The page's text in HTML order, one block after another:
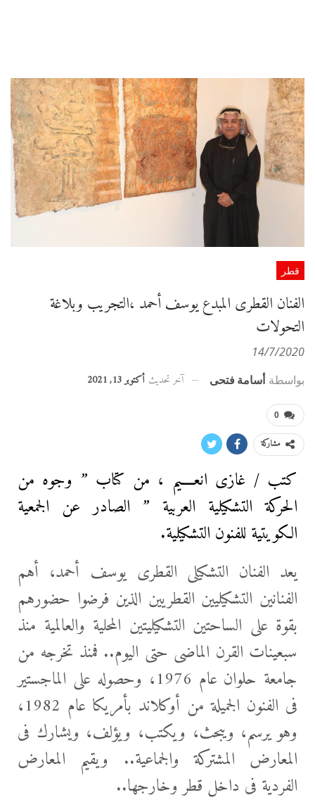
قطر
الفنان القطرى المبدع يوسف أحمد ،التجريب وبلاغة
التحولات
14/7/2020
بواسطة أسامة فتحى آخر تحديث أكتوبر 13, 2021
0
مشاركة
كتب / غازى انعــــيم ، من كتاب ” وجوه من
الحركة التشكيلية العربية ” الصادر عن الجمعية
الكويتية للفنون التشكيلية.
يعد الفنان التشكيلى القطرى يوسف أحمد، أهم
الفنانين التشكيليين القطريين الذين فرضوا حضورهم
بقوة على الساحتين التشكيليتين المحلية والعالمية منذ
سبعينات القرن الماضى حتى اليوم.. فمنذ تخرجه من
جامعة حلوان
عام 1976، وحصوله على الماجستير
فى الفنون الجميلة من أوكلاند بأمريكا عام 1982،
وهو يرسم، ويبحث، ويكتب، ويؤلف، ويشارك فى
المعارض المشتركة والجماعية.. ويقيم المعارض
الفردية فى داخل قطر وخارجها..